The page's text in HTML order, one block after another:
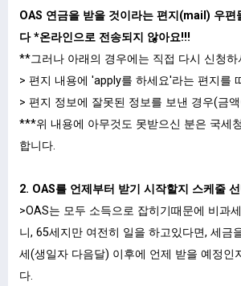
OAS 연금을 받을 것이라는 편지(mail) 우편
다 *온라인으로 전송되지 않아요!!!
**그러나 아래의 경우에는 직접 다시 신청하
> 편지 내용에 'apply를 하세요'라는 편지를
> 편지 정보에 잘못된 정보를 보낸 경우(금
***위 내용에 아무것도 못받으신 분은 국세
합니다.
2. OAS를 언제부터 받기 시작할지 스케줄 선
>OAS는 모두 소득으로 잡히기때문에 비과
니, 65세지만 여전히 일을 하고있다면, 세금
세(생일자 다음달) 이후에 언제 받을 예정인
다.